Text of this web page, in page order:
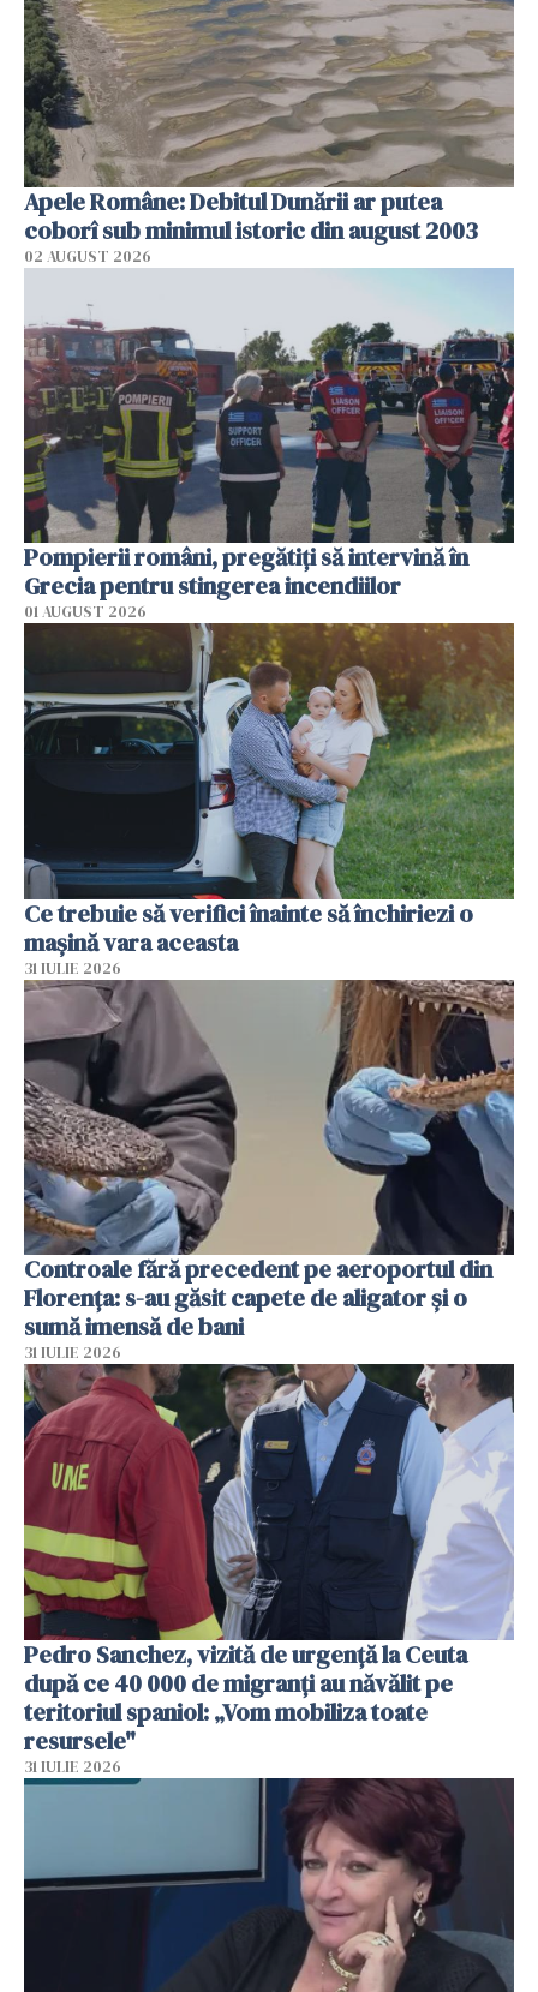
Apele Române: Debitul Dunării ar putea
coborî sub minimul istoric din august 2003
02 AUGUST 2026
Pompierii români, pregătiţi să intervină în
Grecia pentru stingerea incendiilor
01 AUGUST 2026
Ce trebuie să verifici înainte să închiriezi o
mașină vara aceasta
31 IULIE 2026
Controale fără precedent pe aeroportul din
Florența: s-au găsit capete de aligator și o
sumă imensă de bani
31 IULIE 2026
Pedro Sanchez, vizită de urgență la Ceuta
după ce 40 000 de migranți au năvălit pe
teritoriul spaniol: „Vom mobiliza toate
resursele"
31 IULIE 2026